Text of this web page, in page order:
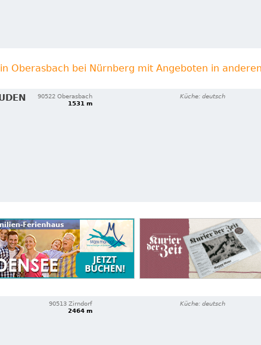
Oberasbach bei Nürnberg mit Angeboten in
90522 Oberasbach
1531 m
Küche: deutsch
90513 Zirndorf
2464 m
Küche: deutsch